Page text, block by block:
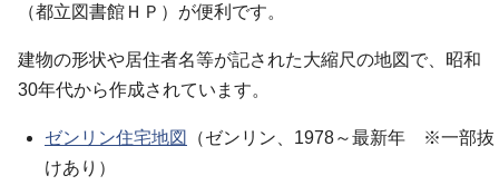
（都立図書館ＨＰ）が便利です。
建物の形状や居住者名等が記された大縮尺の地図で、昭和
30年代から作成されています。
ゼンリン住宅地図
（ゼンリン、1978～最新年 ※一部抜
けあり）